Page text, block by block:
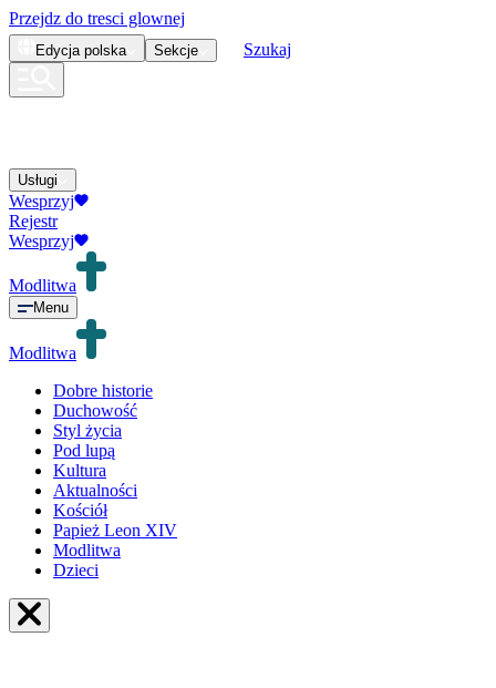
Przejdz do tresci glownej
Edycja polska Sekcje Szukaj
Usługi
Wesprzyj
Rejestr
Wesprzyj
Modlitwa
Menu
Modlitwa
Dobre historie
Duchowość
Styl życia
Pod lupą
Kultura
Aktualności
Kościół
Papież Leon XIV
Modlitwa
Dzieci